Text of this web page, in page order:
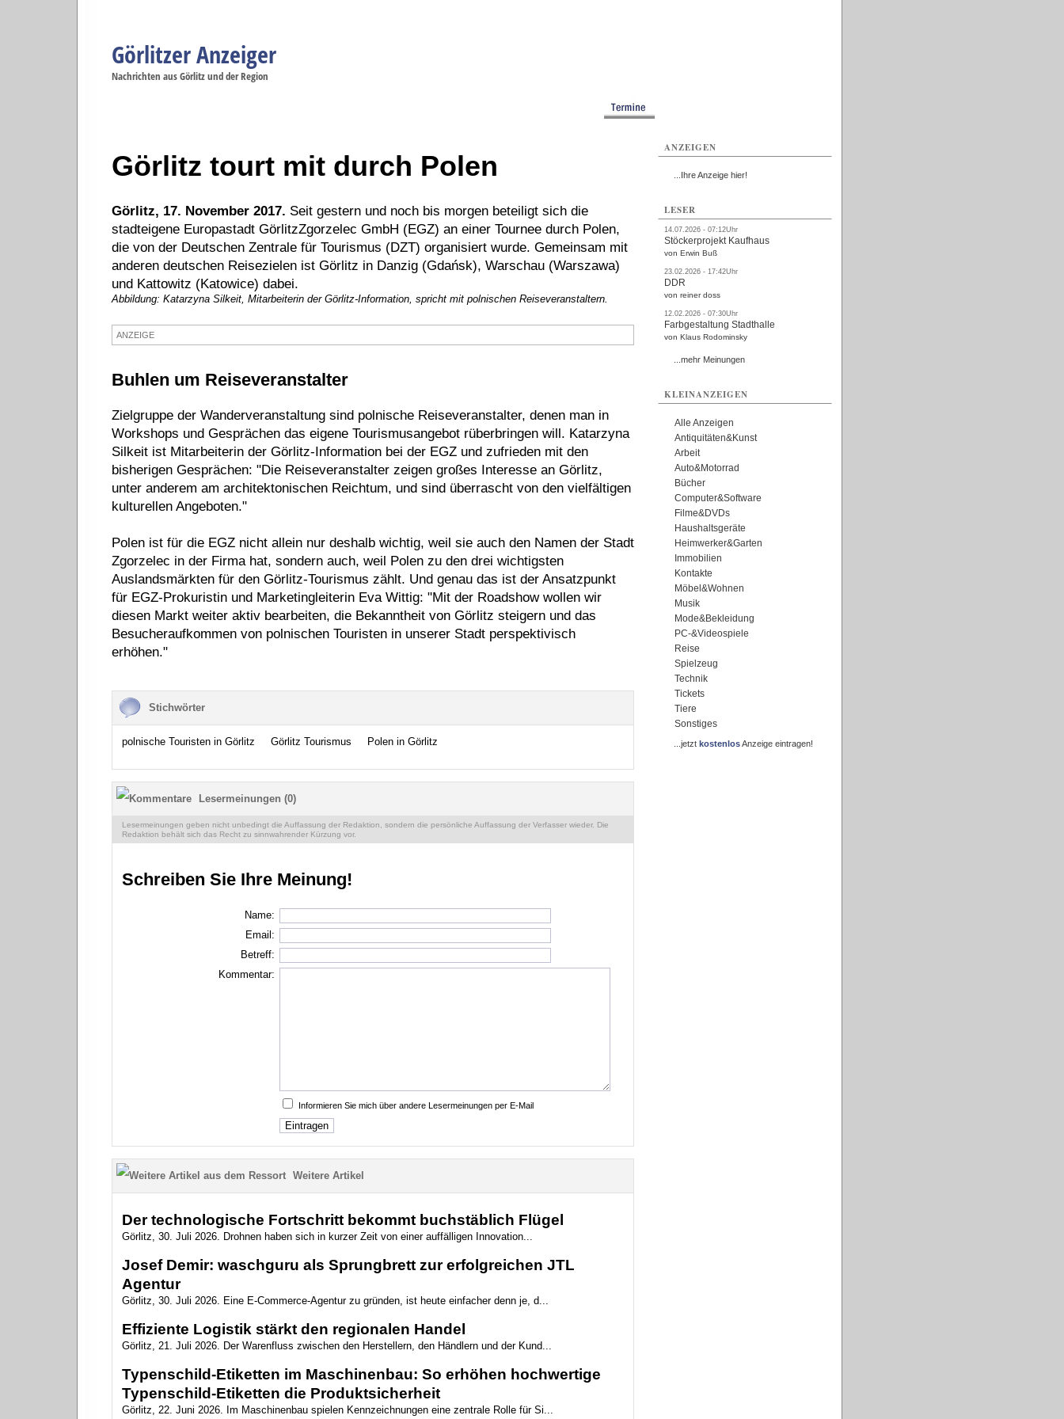
Görlitzer Anzeiger
Nachrichten aus Görlitz und der Region
Görlitz tourt mit durch Polen
Görlitz, 17. November 2017. Seit gestern und noch bis morgen beteiligt sich die
stadteigene Europastadt GörlitzZgorzelec GmbH (EGZ) an einer Tournee durch Polen,
die von der Deutschen Zentrale für Tourismus (DZT) organisiert wurde. Gemeinsam mit
anderen deutschen Reisezielen ist Görlitz in Danzig (Gdańsk), Warschau (Warszawa)
und Kattowitz (Katowice) dabei.
Abbildung: Katarzyna Silkeit, Mitarbeiterin der Görlitz-Information, spricht mit polnischen Reiseveranstaltern.
ANZEIGE
Buhlen um Reiseveranstalter
Zielgruppe der Wanderveranstaltung sind polnische Reiseveranstalter, denen man in
Workshops und Gesprächen das eigene Tourismusangebot rüberbringen will. Katarzyna
Silkeit ist Mitarbeiterin der Görlitz-Information bei der EGZ und zufrieden mit den
bisherigen Gesprächen: "Die Reiseveranstalter zeigen großes Interesse an Görlitz,
unter anderem am architektonischen Reichtum, und sind überrascht von den vielfältigen
kulturellen Angeboten."
Polen ist für die EGZ nicht allein nur deshalb wichtig, weil sie auch den Namen der Stadt
Zgorzelec in der Firma hat, sondern auch, weil Polen zu den drei wichtigsten
Auslandsmärkten für den Görlitz-Tourismus zählt. Und genau das ist der Ansatzpunkt
für EGZ-Prokuristin und Marketingleiterin Eva Wittig: "Mit der Roadshow wollen wir
diesen Markt weiter aktiv bearbeiten, die Bekanntheit von Görlitz steigern und das
Besucheraufkommen von polnischen Touristen in unserer Stadt perspektivisch
erhöhen."
Stichwörter
polnische Touristen in Görlitz Görlitz Tourismus Polen in Görlitz
Lesermeinungen (0)
Lesermeinungen geben nicht unbedingt die Auffassung der Redaktion, sondern die persönliche Auffassung der Verfasser wieder. Die
Redaktion behält sich das Recht zu sinnwahrender Kürzung vor.
Schreiben Sie Ihre Meinung!
Name:
Email:
Betreff:
Kommentar:
Informieren Sie mich über andere Lesermeinungen per E-Mail
Weitere Artikel
Der technologische Fortschritt bekommt buchstäblich Flügel
Görlitz, 30. Juli 2026. Drohnen haben sich in kurzer Zeit von einer auffälligen Innovation...
Josef Demir: waschguru als Sprungbrett zur erfolgreichen JTL
Agentur
Görlitz, 30. Juli 2026. Eine E-Commerce-Agentur zu gründen, ist heute einfacher denn je, d...
Effiziente Logistik stärkt den regionalen Handel
Görlitz, 21. Juli 2026. Der Warenfluss zwischen den Herstellern, den Händlern und der Kund...
Typenschild-Etiketten im Maschinenbau: So erhöhen hochwertige
Typenschild-Etiketten die Produktsicherheit
Görlitz, 22. Juni 2026. Im Maschinenbau spielen Kennzeichnungen eine zentrale Rolle für Si...
ANZEIGEN
...Ihre Anzeige hier!
LESER
14.07.2026 - 07:12Uhr
Stöckerprojekt Kaufhaus
von Erwin Buß
23.02.2026 - 17:42Uhr
DDR
von reiner doss
12.02.2026 - 07:30Uhr
Farbgestaltung Stadthalle
von Klaus Rodominsky
...mehr Meinungen
KLEINANZEIGEN
Alle Anzeigen
Antiquitäten&Kunst
Arbeit
Auto&Motorrad
Bücher
Computer&Software
Filme&DVDs
Haushaltsgeräte
Heimwerker&Garten
Immobilien
Kontakte
Möbel&Wohnen
Musik
Mode&Bekleidung
PC-&Videospiele
Reise
Spielzeug
Technik
Tickets
Tiere
Sonstiges
...jetzt kostenlosAnzeige eintragen!